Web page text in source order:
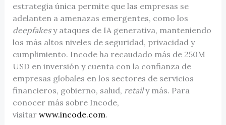
estrategia única permite que las empresas se
adelanten a amenazas emergentes, como los
deepfakesy ataques de IA generativa, manteniendo
los más altos niveles de seguridad, privacidad y
cumplimiento. Incode ha recaudado más de 250M
USD en inversión y cuenta con la confianza de
empresas globales en los sectores de servicios
financieros, gobierno, salud, retaily más. Para
conocer más sobre Incode,
visitar www.incode.com.